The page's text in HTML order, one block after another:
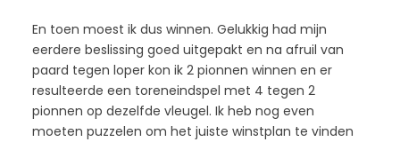
En toen moest ik dus winnen. Gelukkig had mijn
eerdere beslissing goed uitgepakt en na afruil van
paard tegen loper kon ik 2 pionnen winnen en er
resulteerde een toreneindspel met 4 tegen 2
pionnen op dezelfde vleugel. Ik heb nog even
moeten puzzelen om het juiste winstplan te vinden